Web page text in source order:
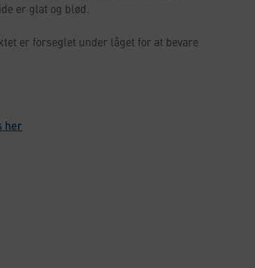
er glat og blød.
er forseglet under låget for at bevare
her